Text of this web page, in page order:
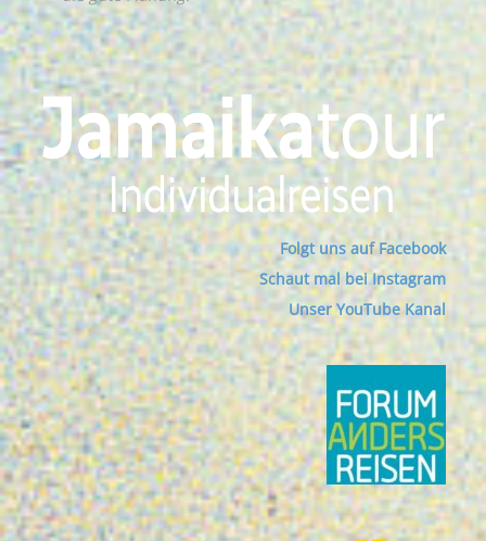
Folgt uns auf Facebook
Schaut mal bei Instagram
Unser YouTube Kanal